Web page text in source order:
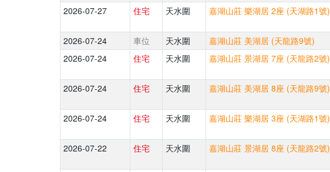
2026-07-27 住宅 天水圍 嘉湖山莊 樂湖居 2座 (天湖路1號)
2026-07-24 車位 天水圍 嘉湖山莊 美湖居 (天龍路9號)
2026-07-24
住宅 天水圍 嘉湖山莊 景湖居 7座 (天龍路2號)
2026-07-24 住宅 天水圍 嘉湖山莊 美湖居 8座 (天龍路9號)
2026-07-24 住宅 天水圍 嘉湖山莊 樂湖居 3座 (天湖路1號)
2026-07-22 住宅 天水圍 嘉湖山莊 景湖居 8座 (天龍路2號)